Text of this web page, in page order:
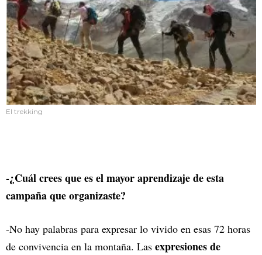
El trekking
-¿Cuál crees que es el mayor aprendizaje de esta
campaña que organizaste?
-No hay palabras para expresar lo vivido en esas 72 horas
de convivencia en la montaña. Las expresiones de